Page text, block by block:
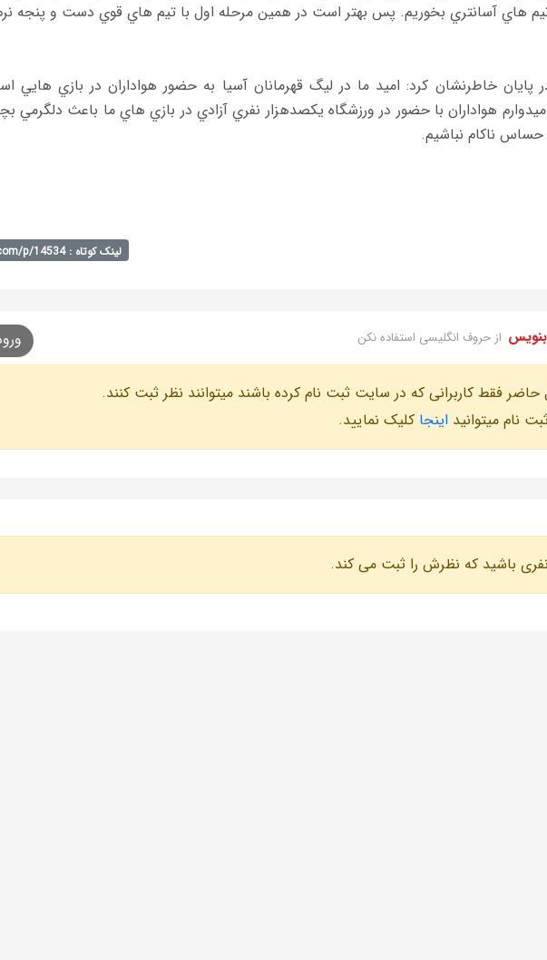
تيم هاي آسانتري بخوريم. پس بهتر است در همين مرحله اول با تيم هاي قوي دست و پنجه
پايان خاطرنشان كرد: اميد ما در ليگ قهرمانان آسيا به حضور هواداران در بازي هايي
هواداران با حضور در ورزشگاه يكصدهزار نفري آزادي در بازي هاي ما باعث دلگرمي
ناكام نباشيم.
لینک کوتاه : https://arteshesorkh.com/p/14534
از حروف انگلیسی استفاده نکن
حاضر فقط کاربرانی که در سایت ثبت نام کرده باشند میتوانند نظر ثبت کنند.
نام میتوانید اینجا کلیک نمایید.
باشید که نظرش را ثبت می کند.